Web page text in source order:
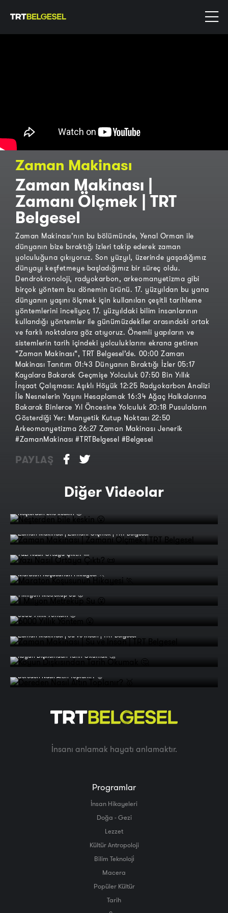
Zaman Makinası
Zaman Makinası |
Zamanı Ölçmek | TRT
Belgesel
Zaman Makinası’nın bu bölümünde, Yenal Orman ile
dünyanın bize bıraktığı izleri takip ederek zaman
yolculuğuna çıkıyoruz. Son yüzyıl, üzerinde yaşadığımız
dünyayı keşfetmeye başladığımız bir süreç oldu.
Dendrokronoloji, radyokarbon, arkeomanyetizma gibi
birçok yöntem bu dönemin ürünü. 17. yüzyıldan bu yana
dünyanın yaşını ölçmek için kullanılan çeşitli tarihleme
yöntemlerini inceliyor, 17. yüzyıldaki bilim insanlarının
kullandığı yöntemler ile günümüzdekiler arasındaki ortak
ve farklı noktalara göz atıyoruz. Önemli yapıların ve
sistemlerin tarih içindeki yolculuklarını ekrana getiren
“Zaman Makinası“, TRT Belgesel’de. 00:00 Zaman
Makinası Tanıtım 01:43 Dünyanın Bıraktığı İzler 05:17
Kayalara Bakarak Geçmişe Yolculuk 07:50 Bin Yıllık
İnşaat Çalışması: Aşıklı Höyük 12:25 Radyokarbon Analizi
İle Nesnelerin Yaşını Hesaplamak 16:34 Ağaç Halkalarına
Bakarak Binlerce Yıl Öncesine Yolculuk 20:18 Pusulaların
Gösterdiği Yer: Manyetik Kutup Noktası 22:50
Arkeomanyetizma 26:27 Zaman Makinası Jenerik
#ZamanMakinası #TRTBelgesel #Belgesel
PAYLAŞ
Diğer Videolar
Neşterden bile keskin 😮
Zaman Makinası | Zamanı Ölçmek | TRT Belgesel
Yazı Nasıl Ortaya Çıktı? 📜
Maraton Koşusunun Hikayesi 🏃
1 Milyon Metreküp Su 😮
6000 Yıllık Yöntem 😮
Zaman Makinası | Su ve İnsan | TRT Belgesel
Koyun Dışkısından Tarih Okumak 🤔
Dereden Nasıl Altın Toplanır? 🥇
İnsanı anlamak hayatı anlamaktır.
Programlar
İnsan Hikayeleri
Doğa - Gezi
Lezzet
Kültür Antropoloji
Bilim Teknoloji̇
Macera
Popüler Kültür
Tarih